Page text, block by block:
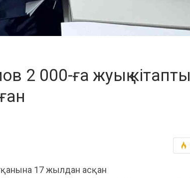
2 000-ға жуық кітапты
17 жылдан асқан